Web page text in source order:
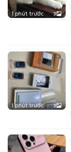
1 phút trước 3
1 phút trước 3